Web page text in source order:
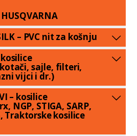
– PVC nit za košnju
sajle, filteri,
vijci i dr.)
– kosilice
NGP, STIGA, SARP,
Traktorske kosilice